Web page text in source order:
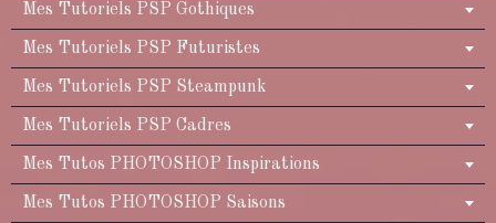
Mes Tutoriels PSP Gothiques
Mes Tutoriels PSP Futuristes
Mes Tutoriels PSP Steampunk
Mes Tutoriels PSP Cadres
Mes Tutos PHOTOSHOP Inspirations
Mes Tutos PHOTOSHOP Saisons